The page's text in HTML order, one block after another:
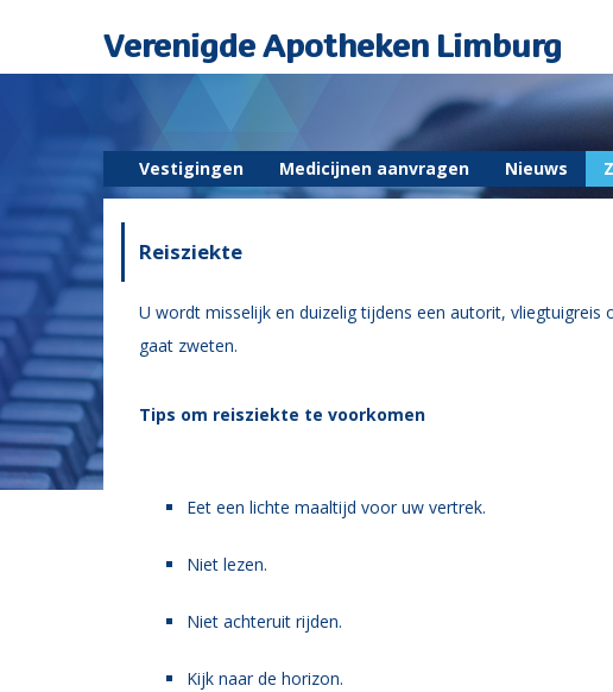
Verenigde Apotheken Limburg
Vestigingen Medicijnen aanvragen Nieuws
Reisziekte
U wordt misselijk en duizelig tijdens een autorit,
gaat zweten.
Tips om reisziekte te voorkomen
Eet een lichte maaltijd voor uw vertrek.
Niet lezen.
Niet achteruit rijden.
Kijk naar de horizon.